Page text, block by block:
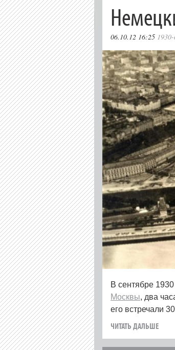
06.10.12 16:25
В сентябре
Москвы, два
его встречали
ЧИТАТЬ ДАЛЬШЕ